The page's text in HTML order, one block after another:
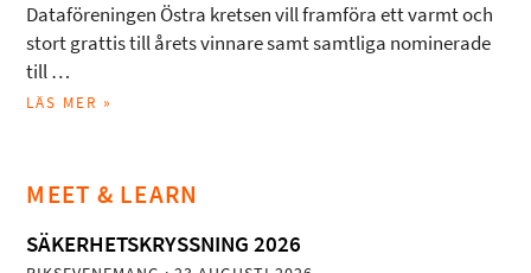
Dataföreningen Östra kretsen vill framföra ett varmt och
stort grattis till årets vinnare samt samtliga nominerade
till …
LÄS MER »
MEET & LEARN
SÄKERHETSKRYSSNING 2026